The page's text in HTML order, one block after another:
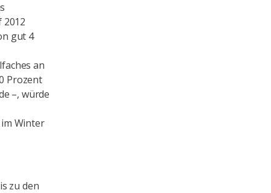
2012
gut 4
an
Prozent
–, würde
Winter
zu den